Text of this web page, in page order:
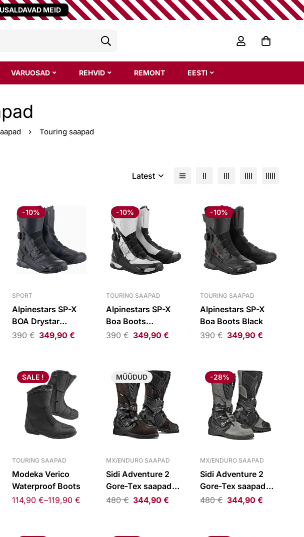
MEID
VARUOSAD REHVID REMONT EESTI
Touring saapad
Latest
-10%
SPORT
Alpinestars SP-X
BOA Drystar
Waterproof Boots
390€ 349,90 €
-10%
TOURING SAAPAD
Alpinestars SP-X
Boa Boots
Black/Silver
390€ 349,90 €
-10%
TOURING SAAPAD
Alpinestars SP-X
Boa Boots Black
390€ 349,90 €
SALE !
TOURING SAAPAD
Modeka Verico
Waterproof Boots
114,90 €–119,90 €
MÜÜDUD
MX/ENDURO SAAPAD
Sidi Adventure 2
Gore-Tex saapad
pruun
480€ 344,90 €
-28%
MX/ENDURO SAAPAD
Sidi Adventure 2
Gore-Tex saapad
hall
480€ 344,90 €